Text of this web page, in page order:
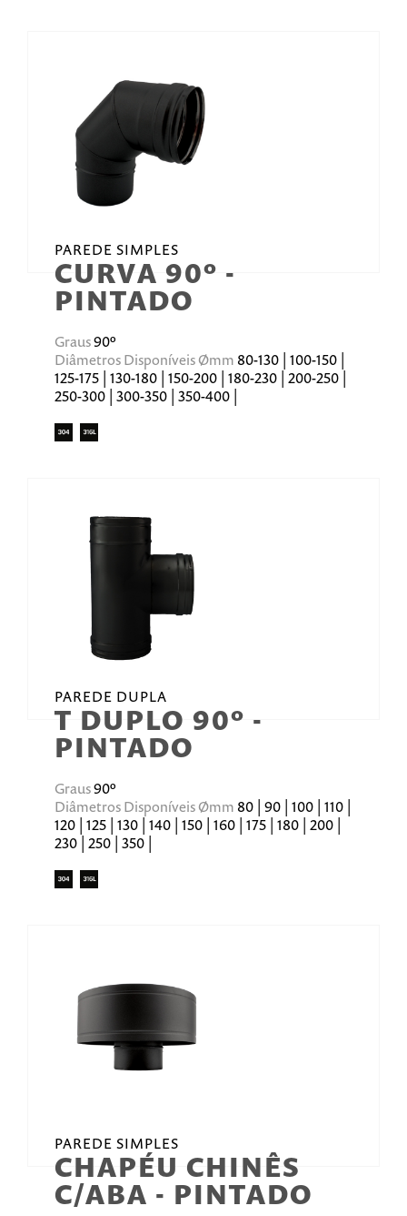
PAREDE SIMPLES
CURVA 90º -
PINTADO
Graus90º
Diâmetros Disponíveis Ømm 80-130 | 100-150 |
125-175 | 130-180 | 150-200 | 180-230 | 200-250 |
250-300 | 300-350 | 350-400 |
PAREDE DUPLA
T DUPLO 90º -
PINTADO
Graus90º
Diâmetros Disponíveis Ømm 80 | 90 | 100 | 110 |
120 | 125 | 130 | 140 | 150 | 160 | 175 | 180 | 200 |
230 | 250 | 350 |
PAREDE SIMPLES
CHAPÉU CHINÊS
C/ABA - PINTADO